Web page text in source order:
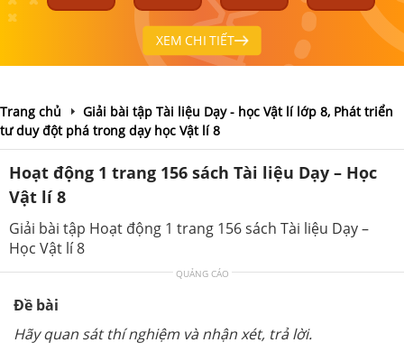
XEM CHI TIẾT
Trang chủ
Giải bài tập Tài liệu Dạy - học Vật lí lớp 8, Phát triển
tư duy đột phá trong dạy học Vật lí 8
Hoạt động 1 trang 156 sách Tài liệu Dạy – Học
Vật lí 8
Giải bài tập Hoạt động 1 trang 156 sách Tài liệu Dạy –
Học Vật lí 8
QUẢNG CÁO
Đề bài
Hãy quan sát thí nghiệm và nhận xét, trả lời.